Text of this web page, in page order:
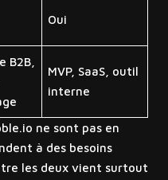
Oui
B2B,
MVP, SaaS, outil
interne
ne sont pas en
à des besoins
les deux vient surtout